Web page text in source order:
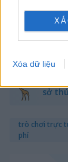
Xóa dữ liệu
cá
cừu
sở
trò chơi trực
phí